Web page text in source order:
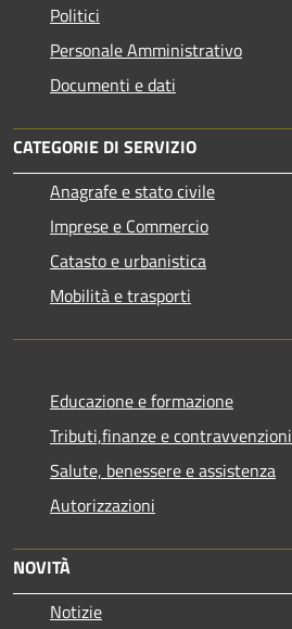
Politici
Personale Amministrativo
Documenti e dati
CATEGORIE DI SERVIZIO
Anagrafe e stato civile
Imprese e Commercio
Catasto e urbanistica
Mobilità e trasporti
Educazione e formazione
Tributi,finanze e contravvenzioni
Salute, benessere e assistenza
Autorizzazioni
NOVITÀ
Notizie